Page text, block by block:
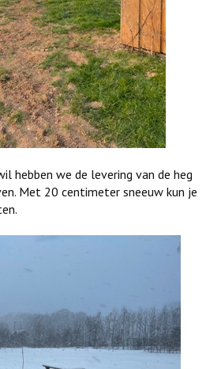
hebben we de levering van de heg
Met 20 centimeter sneeuw kun je